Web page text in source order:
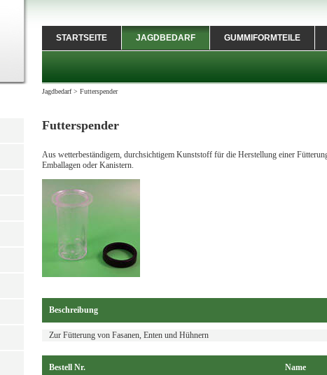
STARTSEITE JAGDBEDARF GUMMIFORMTEILE
Jagdbedarf> Futterspender
Futterspender
Aus wetterbeständigem, durchsichtigem Kunststoff für die Herstellung einer
Emballagen oder Kanistern.
Beschreibung
Zur Fütterung von Fasanen, Enten und Hühnern
Bestell Nr. Name